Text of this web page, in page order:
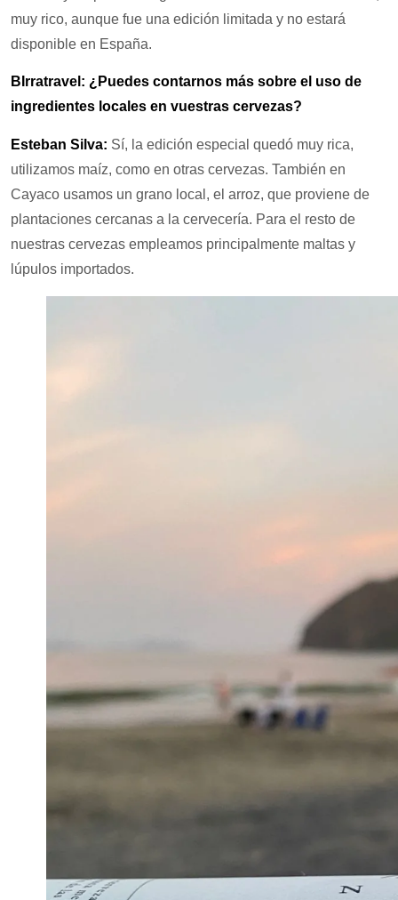
muy rico, aunque fue una edición limitada y no estará
disponible en España.
BIrratravel: ¿Puedes contarnos más sobre el uso de
ingredientes locales en vuestras cervezas?
Esteban Silva: Sí, la edición especial quedó muy rica,
utilizamos maíz, como en otras cervezas. También en
Cayaco usamos un grano local, el arroz, que proviene de
plantaciones cercanas a la cervecería. Para el resto de
nuestras cervezas empleamos principalmente maltas y
lúpulos importados.